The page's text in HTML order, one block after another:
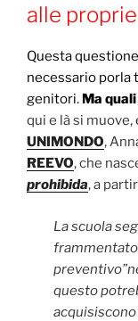
alle
Questa
necessario porla
genitori. Ma
qui e là si
UNIMONDO,
REEVO, che
prohibida, a
La scuola
questo